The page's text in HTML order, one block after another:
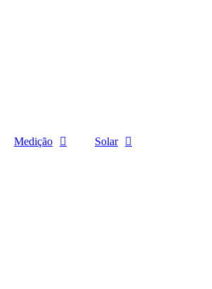
Medição Solar